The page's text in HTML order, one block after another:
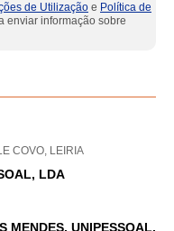
de Utilização e Política de
enviar informação sobre
COVO, LEIRIA
LDA
MENDES, UNIPESSOAL,